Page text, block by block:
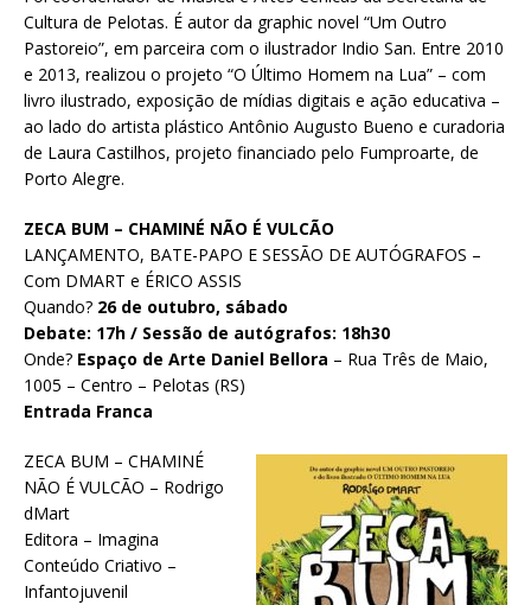
Cultura de Pelotas. É autor da graphic novel “Um Outro
Pastoreio”, em parceira com o ilustrador Indio San. Entre 2010
e 2013, realizou o projeto “O Último Homem na Lua” – com
livro ilustrado, exposição de mídias digitais e ação educativa –
ao lado do artista plástico Antônio Augusto Bueno e curadoria
de Laura Castilhos, projeto financiado pelo Fumproarte, de
Porto Alegre.
ZECA BUM – CHAMINÉ NÃO É VULCÃO
LANÇAMENTO, BATE-PAPO E SESSÃO DE AUTÓGRAFOS –
Com DMART e ÉRICO ASSIS
Quando? 26 de outubro, sábado
Debate: 17h / Sessão de autógrafos: 18h30
Onde? Espaço de Arte Daniel Bellora – Rua Três de Maio,
1005 – Centro – Pelotas (RS)
Entrada Franca
ZECA BUM – CHAMINÉ
NÃO É VULCÃO – Rodrigo
dMart
Editora – Imagina
Conteúdo Criativo –
Infantojuvenil